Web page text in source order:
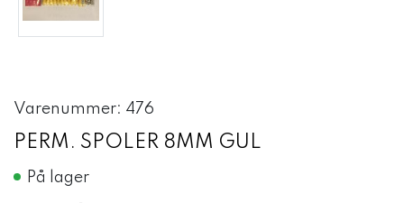
Varenummer: 476
PERM. SPOLER 8MM GUL
På lager